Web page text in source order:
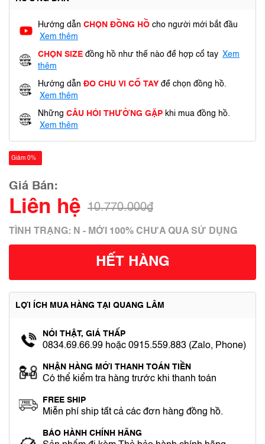
Hướng dẫn CHỌN ĐỒNG HỒ cho người mới bắt đầu
Xem thêm
CHỌN SIZE đồng hồ như thế nào để hợp cổ tay Xem
thêm
Hướng dẫn ĐO CHU VI CỔ TAY để chọn đồng hồ.
Xem thêm
Những CÂU HỎI THƯỜNG GẶP khi mua đồng hồ.
Xem thêm
Giảm 0%
Giá Bán:
Liên hệ 10.770.000₫
TÌNH TRẠNG: N - MỚI 100% CHƯA QUA SỬ DỤNG
HẾT HÀNG
LỢI ÍCH MUA HÀNG TẠI QUANG LÂM
NÓI THẬT, GIÁ THẤP
0834.69.66.99 hoặc 0915.559.883 (Zalo, Phone)
NHẬN HÀNG MỚI THANH TOÁN TIỀN
Có thể kiểm tra hàng trước khi thanh toán
FREE SHIP
Miễn phí ship tất cả các đơn hàng đồng hồ.
BẢO HÀNH CHÍNH HÃNG